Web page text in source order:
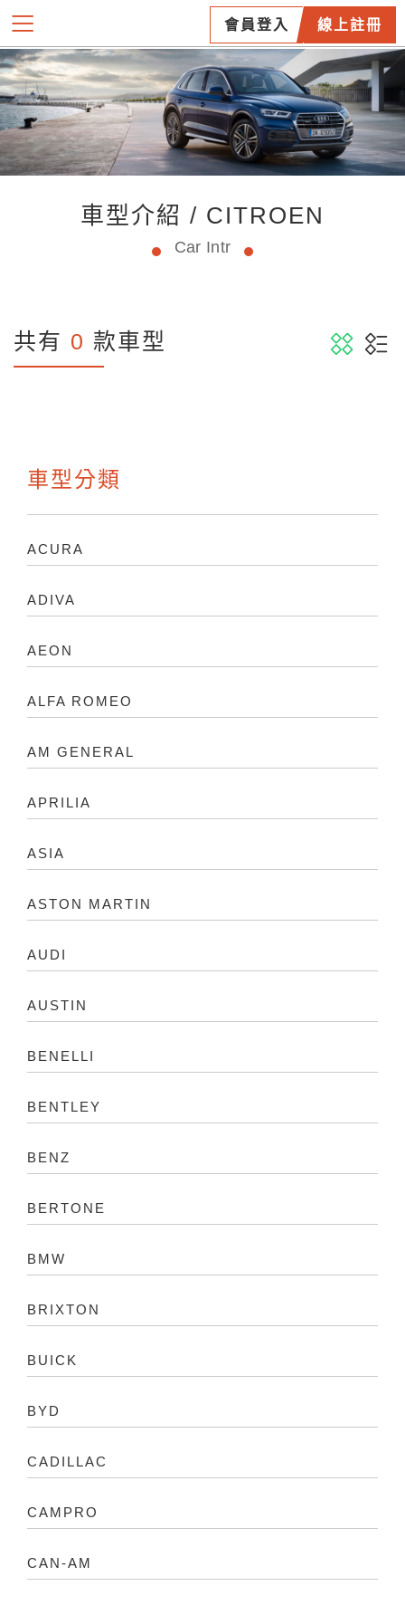
會員登入 線上註冊
車型介紹 / CITROEN
Car Intr
共有 0 款車型
車型分類
ACURA
ADIVA
AEON
ALFA ROMEO
AM GENERAL
APRILIA
ASIA
ASTON MARTIN
AUDI
AUSTIN
BENELLI
BENTLEY
BENZ
BERTONE
BMW
BRIXTON
BUICK
BYD
CADILLAC
CAMPRO
CAN-AM